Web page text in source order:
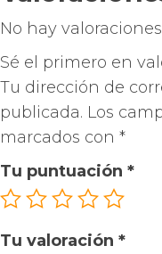
No hay
Sé el primero en
Tu dirección de
publicada. Los
marcados con *
Tu puntuación *
Tu valoración *